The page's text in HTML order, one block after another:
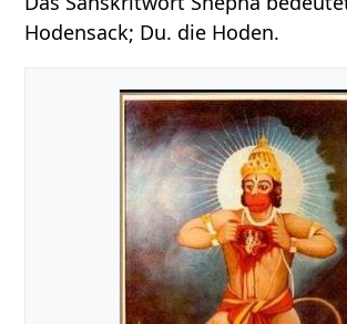
Hodensack; Du. die Hoden.